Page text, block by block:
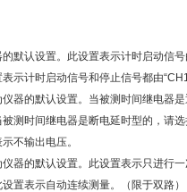
默认设置。此设置表示计时启动信
示计时启动信号和停止信号都由
器的默认设置。当被测时间继电器是
测时间继电器是断电延时型的，请选
不输出电压。
器的默认设置。此设置表示只进行一
置表示自动连续测量。（限于双路）